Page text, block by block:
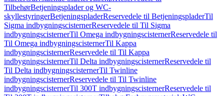
TilbehørBetjeningsplader og WC-
skyllestyringerBetjeningspladerReservedele til BetjeningspladerTil
Sigma indbygningscisternerReservedele til Til Sigma
indbygningscisternerTil Omega indbygningscisternerReservedele til
Til Omega indbygningscisternerTil Kappa
indbygningscisternerReservedele til Til Kappa
indbygningscisternerTil Delta indbygningscisternerReservedele til
Til Delta indbygningscisternerTil Twinline
indbygningscisternerReservedele til Til Twinline
indbygningscisternerTil 300T indbygningscisternerReservedele til